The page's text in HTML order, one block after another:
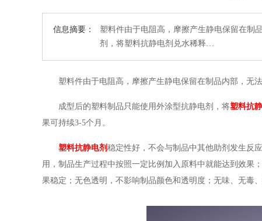
信息摘要：
塑料件由于电阻高，摩擦产生静电保留在制
剂，将塑料抗静电剂兑水稀释…
塑料件由于电阻高，摩擦产生静电保留在制品内部，无
成型后的塑料制品只能使用外涂型抗静电剂，将塑料抗
果可持续3-5个月。
塑料抗静电剂 稳定性好，不会与制品中其他助剂发生反
用，制品生产过程中按照一定比例加入原料中就能达到效果
果稳定；无色透明，不影响制品颜色和透明度；无味、无毒